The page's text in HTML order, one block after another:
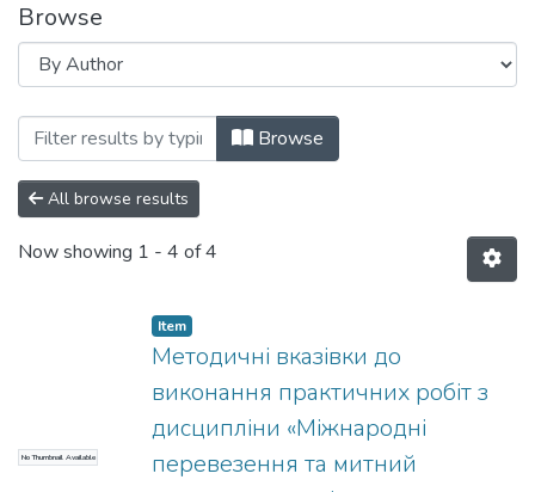
Browse
Browsing Навчально-методичні
Browse
All browse results
Now showing 1 - 4 of 4
No Thumbnail Available
Item
Методичні вказівки до
виконання практичних робіт з
дисципліни «Міжнародні
перевезення та митний